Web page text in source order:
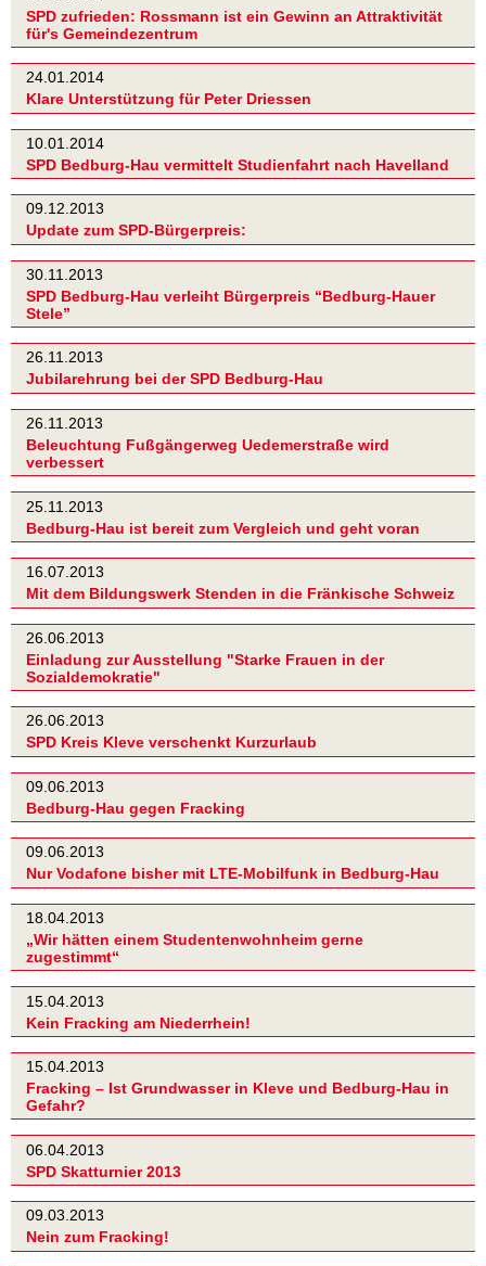
SPD zufrieden: Rossmann ist ein Gewinn an Attraktivität
für's Gemeindezentrum
24.01.2014
Klare Unterstützung für Peter Driessen
10.01.2014
SPD Bedburg-Hau vermittelt Studienfahrt nach Havelland
09.12.2013
Update zum SPD-Bürgerpreis:
30.11.2013
SPD Bedburg-Hau verleiht Bürgerpreis “Bedburg-Hauer
Stele”
26.11.2013
Jubilarehrung bei der SPD Bedburg-Hau
26.11.2013
Beleuchtung Fußgängerweg Uedemerstraße wird
verbessert
25.11.2013
Bedburg-Hau ist bereit zum Vergleich und geht voran
16.07.2013
Mit dem Bildungswerk Stenden in die Fränkische Schweiz
26.06.2013
Einladung zur Ausstellung "Starke Frauen in der
Sozialdemokratie"
26.06.2013
SPD Kreis Kleve verschenkt Kurzurlaub
09.06.2013
Bedburg-Hau gegen Fracking
09.06.2013
Nur Vodafone bisher mit LTE-Mobilfunk in Bedburg-Hau
18.04.2013
„Wir hätten einem Studentenwohnheim gerne
zugestimmt“
15.04.2013
Kein Fracking am Niederrhein!
15.04.2013
Fracking – Ist Grundwasser in Kleve und Bedburg-Hau in
Gefahr?
06.04.2013
SPD Skatturnier 2013
09.03.2013
Nein zum Fracking!